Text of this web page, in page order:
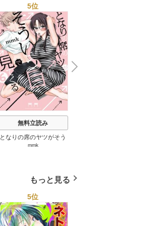
5位
無料立読み
となりの席のヤツがそう
いう目で見てくる
mmk
N
e
x
t
もっと見る
5位